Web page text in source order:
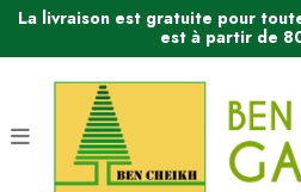
La livraison est gratuite pour
est à partir de